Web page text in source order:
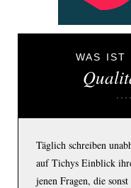
WAS IST
Täglich schreiben
auf Tichys Einblick
jenen Fragen, die